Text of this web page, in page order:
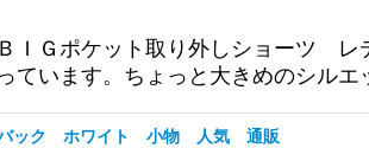
Ｇポケット取り外しショーツ レ
ています。ちょっと大きめのシルエ
バック ホワイト 小物 人気 通販